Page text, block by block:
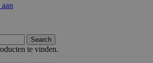
Search
te vinden.